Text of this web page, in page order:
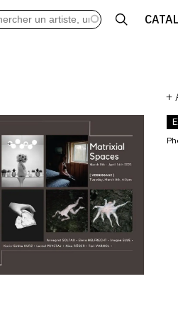
ARCHIVES DES EXPOSITIONS
+